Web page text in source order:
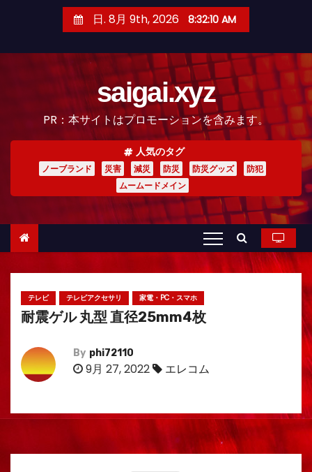
日. 8月 9th, 2026 8:32:11 AM
saigai.xyz
PR：本サイトはプロモーションを含みます。
人気のタグ
ノーブランド 災害 減災 防災 防災グッズ
防犯
ムームードメイン
テレビ テレビアクセサリ 家電・PC・スマホ
耐震ゲル 丸型 直径25mm4枚
By phi72110
9月 27, 2022 エレコム